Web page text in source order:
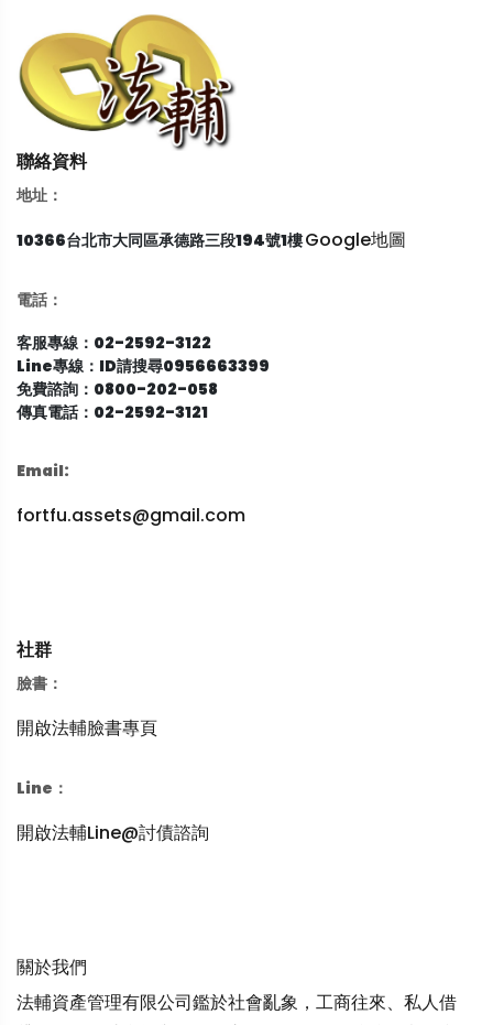
聯絡資料
地址：
10366台北市大同區承德路三段194號1樓Google地圖
電話：
客服專線：02-2592-3122
Line專線：ID請搜尋0956663399
免費諮詢：0800-202-058
傳真電話：02-2592-3121
Email:
fortfu.assets@gmail.com
社群
臉書：
開啟法輔臉書專頁
Line：
開啟法輔Line@討債諮詢
關於我們
法輔資產管理有限公司鑑於社會亂象，工商往來、私人借